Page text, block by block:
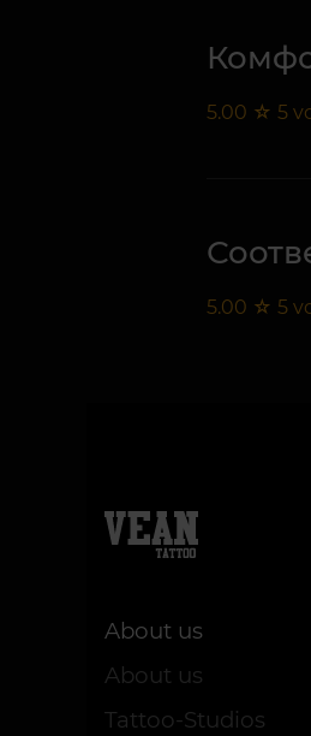
5.00 ☆ 5
5.00 ☆ 5
About us
About us
Tattoo-Studios